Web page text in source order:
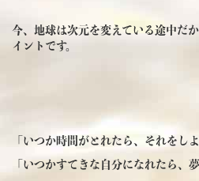
今、地球は次元を変えている途中だ
イントです。
「いつか時間がとれたら、それをしよ
「いつかすてきな自分になれたら、